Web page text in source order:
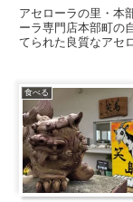
アセローラの里・本
ーラ専門店本部町の
てられた良質なアセ
セローラフレッシュ
をたっぷりと浴びた
天然のビタミンCサ
れ...
食べる